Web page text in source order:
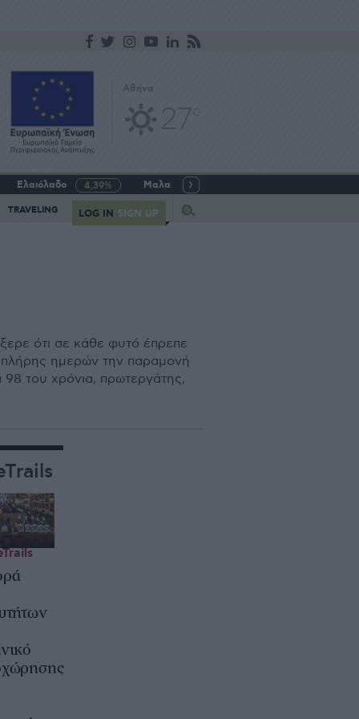
Ελαιόλαδο 4,39% Μαλακό σιτάρι
TRAVELING LOG IN SIGN UP
ότι σε κάθε φυτό έπρεπε
ηµερών την παραµονή
του χρόνια, πρωτεργάτης,